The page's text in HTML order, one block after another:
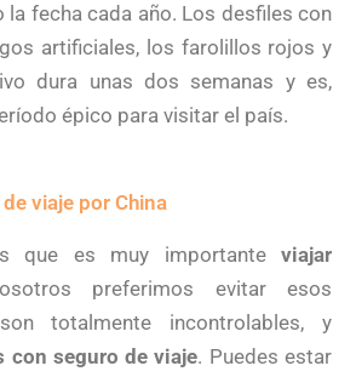
la fecha cada año. Los desfiles con
artificiales, los farolillos rojos y
dura unas dos semanas y es,
épico para visitar el país.
viaje por China
que es muy importante viajar
preferimos evitar esos
totalmente incontrolables, y
con seguro de viaje. Puedes estar